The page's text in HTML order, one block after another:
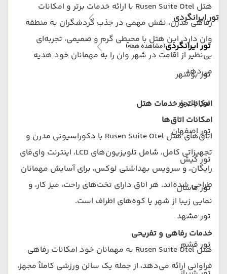
تور ایرانگردی
تور ایرانگردی(مشاهده همه)
تور بوشهر
تور چابهار
تور اصفهان
تور کیش
تور ماسال
تور مشهد
تور قشم
هتل Rusen Suite Otel با ارائه خدمات برتر و امکانات
رفاهی مدرن، نقش مهمی در جذب گردشگران به منطقه
وان دارد. این هتل با محیطی گرم و صمیمی، تجربه‌ای
بی‌نظیر از اقامت در شهر وان را به مهمانان خود هدیه
می‌دهد.
امکانات و خدمات هتل
امکانات اتاق‌ها
اتاق‌های هتل Rusen Suite Otel با دکوراسیونی مدرن و
تجهیزاتی کامل، شامل تلویزیون‌های LCD، اینترنت وای‌فای
رایگان، و سرویس بهداشتی لوکس، برای آسایش مهمانان
طراحی شده‌اند. هر اتاق دارای تخت‌های راحت، میز کار، و
نمایی زیبا از شهر یا کوه‌های اطراف است.
خدمات رفاهی و تفریحی
هتل Rusen Suite Otel به مهمانان خود امکانات رفاهی
فراوانی ارائه می‌دهد، از جمله یک سالن ورزشی کاملاً مجهز،